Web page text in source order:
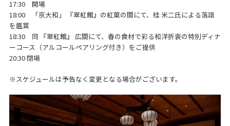
17:30 開場
18:00 「京大和」 『翠紅館』の紅葉の間にて、桂 米二氏による落語
を鑑賞
18:30 同 『翠紅館』 広間にて、春の食材で彩る和洋折衷の特別ディナ
ーコース（アルコールペアリング付き）をご提供
20:30 閉場
※スケジュールは予告なく変更となる場合がございます。